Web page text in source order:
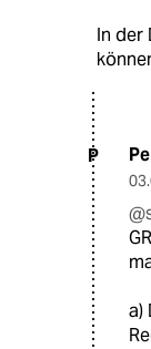
In der
P
a)